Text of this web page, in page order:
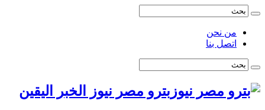
من نحن
اتصل بنا
بترو مصر نيوز الخبر اليقين